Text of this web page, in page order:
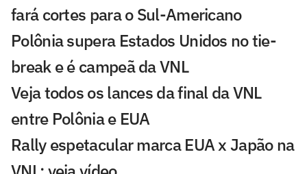
fará cortes para o Sul-Americano
Polônia supera Estados Unidos no tie-
break e é campeã da VNL
Veja todos os lances da final da VNL
entre Polônia e EUA
Rally espetacular marca EUA x Japão na